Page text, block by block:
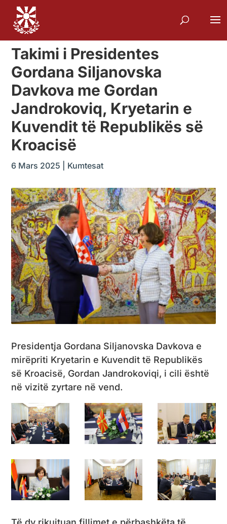
Takimi i Presidentes
Gordana Siljanovska
Davkova me Gordan
Jandrokoviq, Kryetarin e
Kuvendit të Republikës së
Kroacisë
6 Mars 2025 Kumtesat
Presidentja Gordana Siljanovska Davkova e
mirëpriti Kryetarin e Kuvendit të Republikës
së Kroacisë, Gordan Jandrokoviqi, i cili është
në vizitë zyrtare në vend.